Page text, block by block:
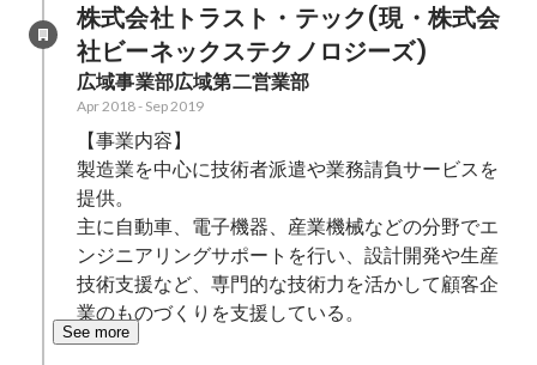
株式会社トラスト・テック(現・株式会
社ビーネックステクノロジーズ)
広域事業部広域第二営業部
Apr 2018- Sep 2019
【事業内容】
製造業を中心に技術者派遣や業務請負サービスを
提供。
主に自動車、電子機器、産業機械などの分野でエ
ンジニアリングサポートを行い、設計開発や生産
技術支援など、専門的な技術力を活かして顧客企
業のものづくりを支援している。
See more